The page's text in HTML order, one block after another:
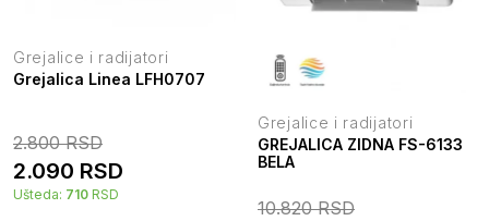
Grejalice i radijatori
Grejalica Linea LFH0707
2.800RSD
2.090 RSD
Ušteda: 710 RSD
Grejalice i radijatori
GREJALICA ZIDNA FS-6133
BELA
10.820RSD